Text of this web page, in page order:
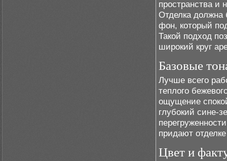
пространства и
Отделка должна
фон, который
Такой подход
широкий круг
Базовые
Лучше всего
теплого
ощущение
глубокий сине-
придают
Цвет и